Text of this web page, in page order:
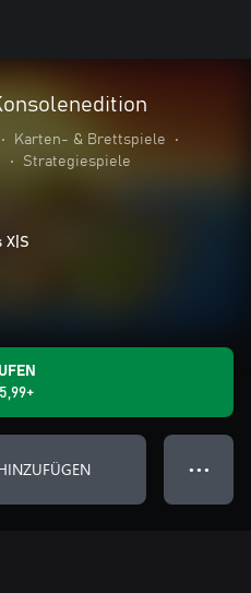
• Karten- & Brettspiele
•
• Strategiespiele
X|S
● ● ●